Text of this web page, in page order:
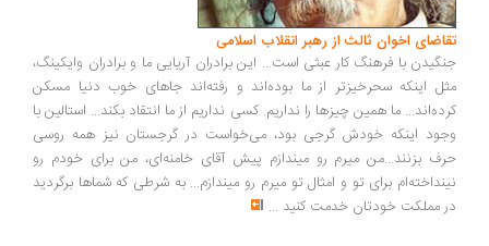
اخوان ثالث از رهبر انقلاب اسلامی
با فرهنگ کار عبثی است... این برادران آریایی ما و برادران وایکینگ،
اینکه سحرخیزتر از ما بوده‌اند و رفته‌اند جاهای خوب دنیا مسکن
ما همین چیزها را نداریم. کسی نداریم از ما انتقاد بکند... استالین با
اینکه خودش گرجی بود، می‌خواست در گرجستان نیز همه روسی
بزنند...من میرم رو میندازم پیش آقای خامنه‌ای، من برای خودم رو
برای تو و امثال تو میرم رو میندازم... به شرطی که شماها برگردید
مملکت خودتان خدمت کنید...